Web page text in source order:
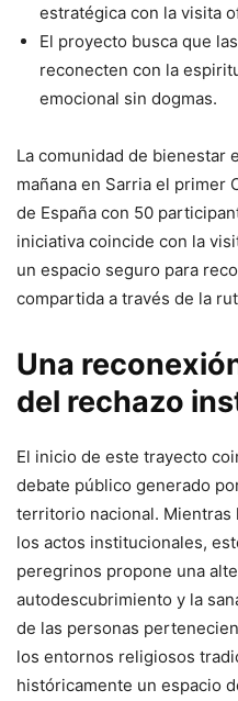
estratégica con la visita
​El proyecto busca que
reconecten con la
emocional sin dogmas.
​La comunidad de bienestar
mañana en Sarria el primer
de España con 50
iniciativa coincide con la
un espacio seguro para
compartida a través de la
​Una
del rechazo
​El inicio de este trayecto
debate público generado
territorio nacional. Mientras
los actos institucionales,
peregrinos propone una
autodescubrimiento y la
de las personas
los entornos religiosos
históricamente un espacio